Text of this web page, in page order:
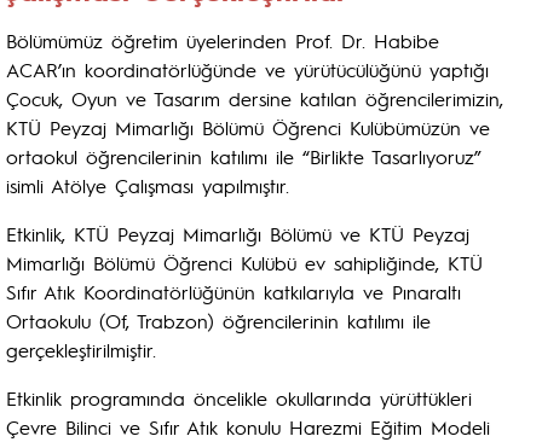
Bölümümüz öğretim üyelerinden Prof. Dr. Habibe
ACAR’ın koordinatörlüğünde ve yürütücülüğünü yaptığı
Çocuk, Oyun ve Tasarım dersine katılan öğrencilerimizin,
KTÜ Peyzaj Mimarlığı Bölümü Öğrenci Kulübümüzün ve
ortaokul öğrencilerinin katılımı ile “Birlikte Tasarlıyoruz”
isimli Atölye Çalışması yapılmıştır.
Etkinlik, KTÜ Peyzaj Mimarlığı Bölümü ve KTÜ Peyzaj
Mimarlığı Bölümü Öğrenci Kulübü ev sahipliğinde, KTÜ
Sıfır Atık Koordinatörlüğünün katkılarıyla ve Pınaraltı
Ortaokulu (Of, Trabzon) öğrencilerinin katılımı ile
gerçekleştirilmiştir.
Etkinlik programında öncelikle okullarında yürüttükleri
Çevre Bilinci ve Sıfır Atık konulu Harezmi Eğitim Modeli